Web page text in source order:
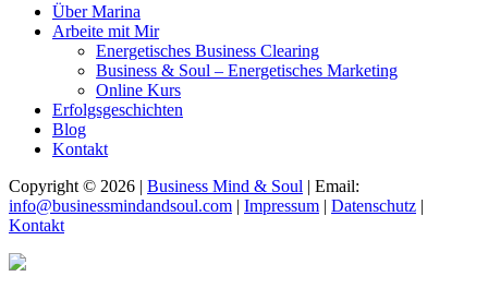
Über Marina
Arbeite mit Mir
Energetisches Business Clearing
Business & Soul – Energetisches Marketing
Online Kurs
Erfolgsgeschichten
Blog
Kontakt
Copyright © 2026 | Business Mind & Soul | Email:
info@businessmindandsoul.com | Impressum | Datenschutz |
Kontakt